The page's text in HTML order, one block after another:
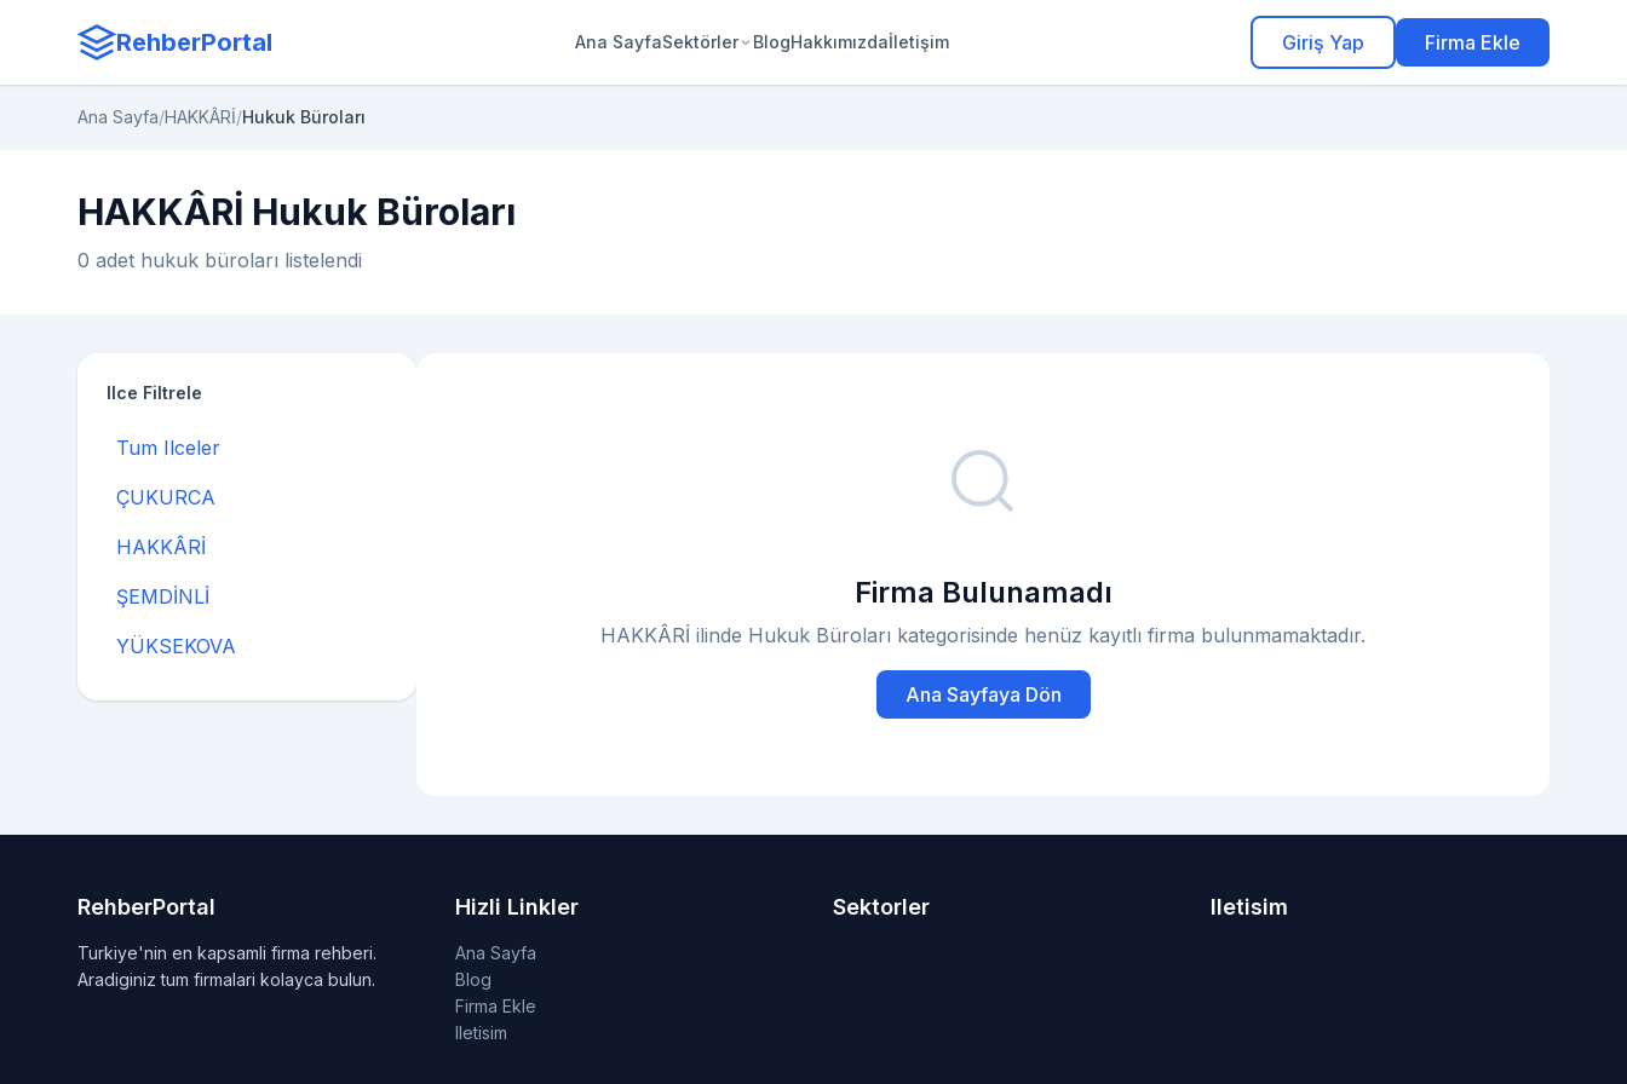
RehberPortal Ana SayfaSektörler BlogHakkımızdaİletişim Giriş Yap Firma Ekle
Ana Sayfa/HAKKÂRİ/Hukuk Büroları
HAKKÂRİ Hukuk Büroları
0 adet hukuk büroları listelendi
Ilce Filtrele
Tum Ilceler
ÇUKURCA
HAKKÂRİ
ŞEMDİNLİ
YÜKSEKOVA
Firma Bulunamadı
HAKKÂRİ ilinde Hukuk Büroları kategorisinde henüz kayıtlı firma bulunmamaktadır.
Ana Sayfaya Dön
RehberPortal
Turkiye'nin en kapsamli firma rehberi.
Aradiginiz tum firmalari kolayca bulun.
Hizli Linkler
Ana Sayfa
Blog
Firma Ekle
Iletisim
Sektorler Iletisim